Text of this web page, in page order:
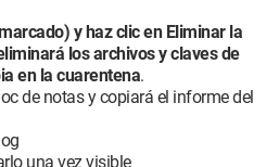
y haz clic en Eliminar la
los archivos y claves de
en la cuarentena.
de notas y copiará el informe del
una vez visible